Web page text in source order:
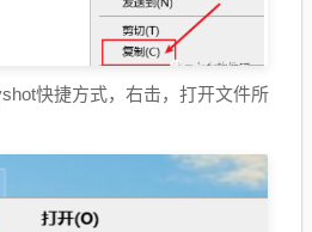
快捷方式，右击，打开文件所